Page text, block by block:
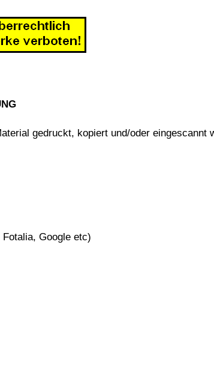
gedruckt, kopiert und/oder eingescannt
Google etc)